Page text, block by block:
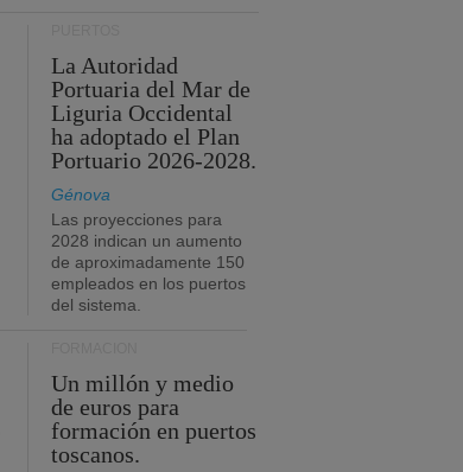
La Autoridad
Portuaria del Mar de
Liguria Occidental
ha adoptado el Plan
Portuario 2026-2028.
Génova
Las proyecciones para
2028 indican un aumento
de aproximadamente 150
empleados en los puertos
del sistema.
Un millón y medio
de euros para
formación en puertos
toscanos.